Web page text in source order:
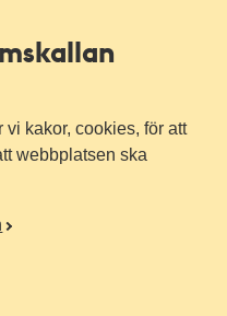
kakor, cookies, för att
webbplatsen ska